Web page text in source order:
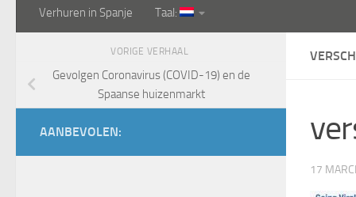
Verhuren in Spanje Taal:
17
VORIGE VERHAAL
Gevolgen Coronavirus (COVID-19) en de
Spaanse huizenmarkt
AANBEVOLEN: